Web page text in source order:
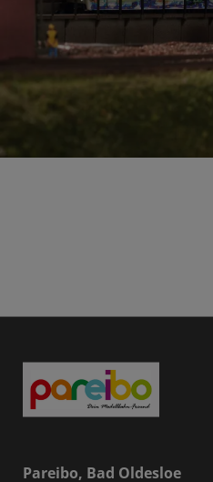
Pareibo, Bad Oldesloe